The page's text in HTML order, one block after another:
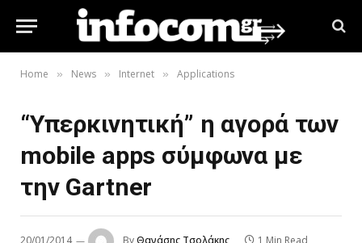
Home » News » Internet » Applications
“Υπερκινητική” η αγορά των
mobile apps σύμφωνα με
την Gartner